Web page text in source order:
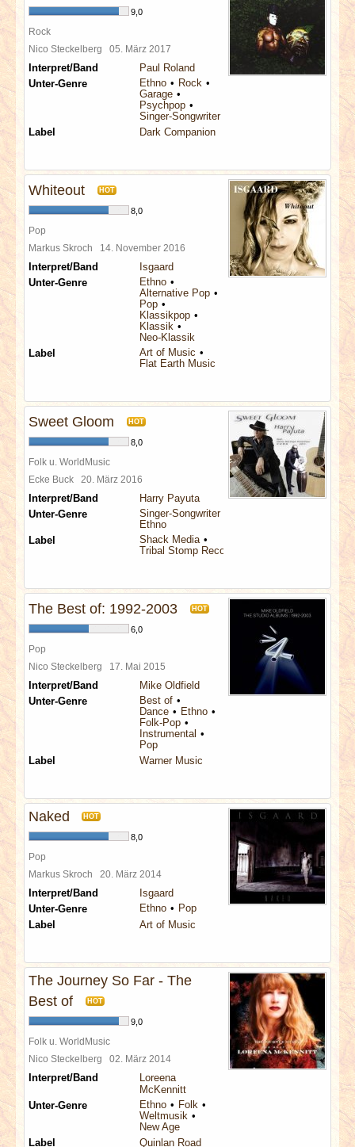
9,0
Rock
Nico Steckelberg 05. März 2017
Interpret/Band
Paul Roland
Unter-Genre
Ethno
Rock
Garage
Psychpop
Singer-Songwriter
Label
Dark Companion
Whiteout HOT
8,0
Pop
Markus Skroch 14. November 2016
Interpret/Band
Isgaard
Unter-Genre
Ethno
Alternative Pop
Pop
Klassikpop
Klassik
Neo-Klassik
Label
Art of Music
Flat Earth Music
Sweet Gloom HOT
8,0
Folk u. WorldMusic
Ecke Buck 20. März 2016
Interpret/Band
Harry Payuta
Unter-Genre
Singer-Songwriter
Ethno
Label
Shack Media
Tribal Stomp Records
The Best of: 1992-2003 HOT
6,0
Pop
Nico Steckelberg 17. Mai 2015
Interpret/Band
Mike Oldfield
Unter-Genre
Best of
Dance
Ethno
Folk-Pop
Instrumental
Pop
Label
Warner Music
Naked HOT
8,0
Pop
Markus Skroch 20. März 2014
Interpret/Band
Isgaard
Unter-Genre
Ethno
Pop
Label
Art of Music
The Journey So Far - The
Best of
HOT
9,0
Folk u. WorldMusic
Nico Steckelberg 02. März 2014
Interpret/Band
Loreena
McKennitt
Unter-Genre
Ethno
Folk
Weltmusik
New Age
Label
Quinlan Road